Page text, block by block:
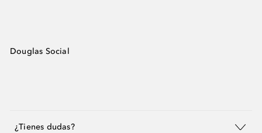
Douglas Social
¿Tienes dudas?